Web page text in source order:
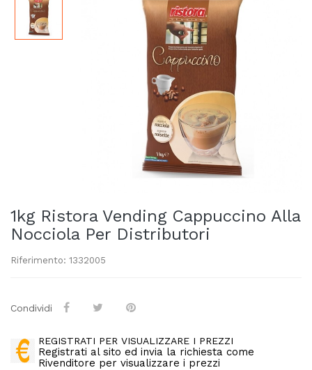
1kg Ristora Vending Cappuccino Alla
Nocciola Per Distributori
Riferimento: 1332005
Condividi
REGISTRATI PER VISUALIZZARE I PREZZI
Registrati al sito ed invia la richiesta come
Rivenditore per visualizzare i prezzi